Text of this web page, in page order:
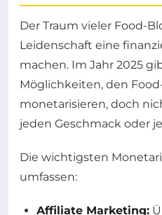
Der Traum vieler Food-
Leidenschaft eine
machen. Im Jahr 2025
Möglichkeiten, den
monetarisieren, doch
jeden Geschmack oder
Die wichtigsten
umfassen:
Affiliate Marketing: